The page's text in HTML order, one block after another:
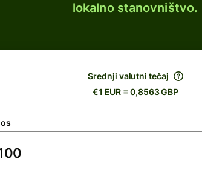
lokalno stanovništvo.
Srednji valutni tečaj
€1 EUR = 0,8563 GBP